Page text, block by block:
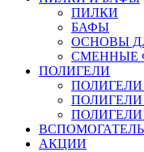
ПИЛКИ
БАФЫ
ОСНОВЫ
СМЕННЫЕ
ПОЛИГЕЛИ
ПОЛИГЕЛИ
ПОЛИГЕЛИ
АКЦИИ